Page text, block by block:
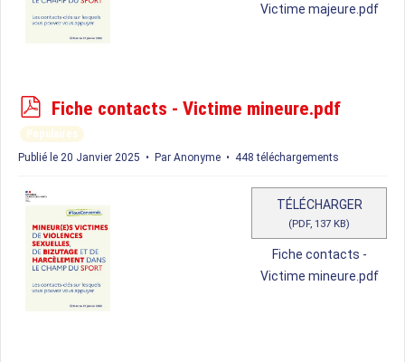
Victime majeure.pdf
p
d
f
Fiche contacts - Victime mineure.pdf
Populaires
Publié le 20 Janvier 2025
Par Anonyme 448 téléchargements
TÉLÉCHARGER
(PDF, 137 KB)
Fiche contacts -
Victime mineure.pdf